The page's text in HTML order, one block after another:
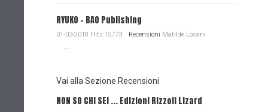
RYUKO - BAO Publishing
01-03-2018 Hits:15773 Recensioni Matilde Losani
...
Vai alla Sezione Recensioni
NON SO CHI SEI ... Edizioni Rizzoli Lizard